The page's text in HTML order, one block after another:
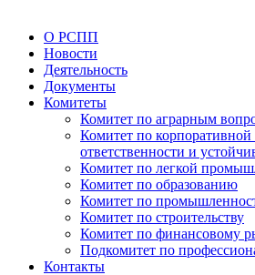
О РСПП
Новости
Деятельность
Документы
Комитеты
Комитет по аграрным
Комитет по корпоративной
ответственности и
Комитет по легкой
Комитет по образованию
Комитет по
Комитет по строительству
Комитет по финансовому
Подкомитет по
Контакты